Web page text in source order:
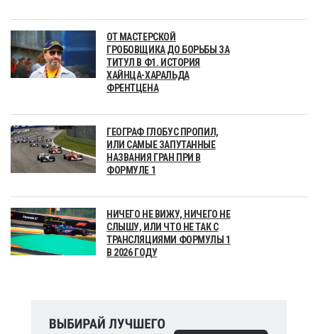
ОТ МАСТЕРСКОЙ
ГРОБОВЩИКА ДО БОРЬБЫ ЗА
ТИТУЛ В Ф1. ИСТОРИЯ
ХАЙНЦА-ХАРАЛЬДА
ФРЕНТЦЕНА
ГЕОГРАФ ГЛОБУС ПРОПИЛ,
ИЛИ САМЫЕ ЗАПУТАННЫЕ
НАЗВАНИЯ ГРАН ПРИ В
ФОРМУЛЕ 1
НИЧЕГО НЕ ВИЖУ, НИЧЕГО НЕ
СЛЫШУ, ИЛИ ЧТО НЕ ТАК С
ТРАНСЛЯЦИЯМИ ФОРМУЛЫ 1
В 2026 ГОДУ